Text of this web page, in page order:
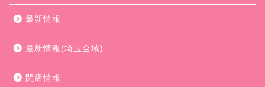
最新情報
最新情報(埼玉全域)
閉店情報